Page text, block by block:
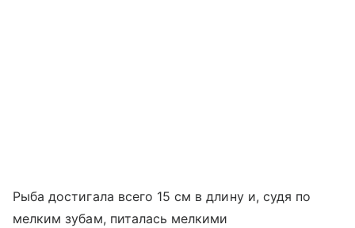
Рыба достигала всего 15 см в длину и, судя по
мелким зубам, питалась мелкими